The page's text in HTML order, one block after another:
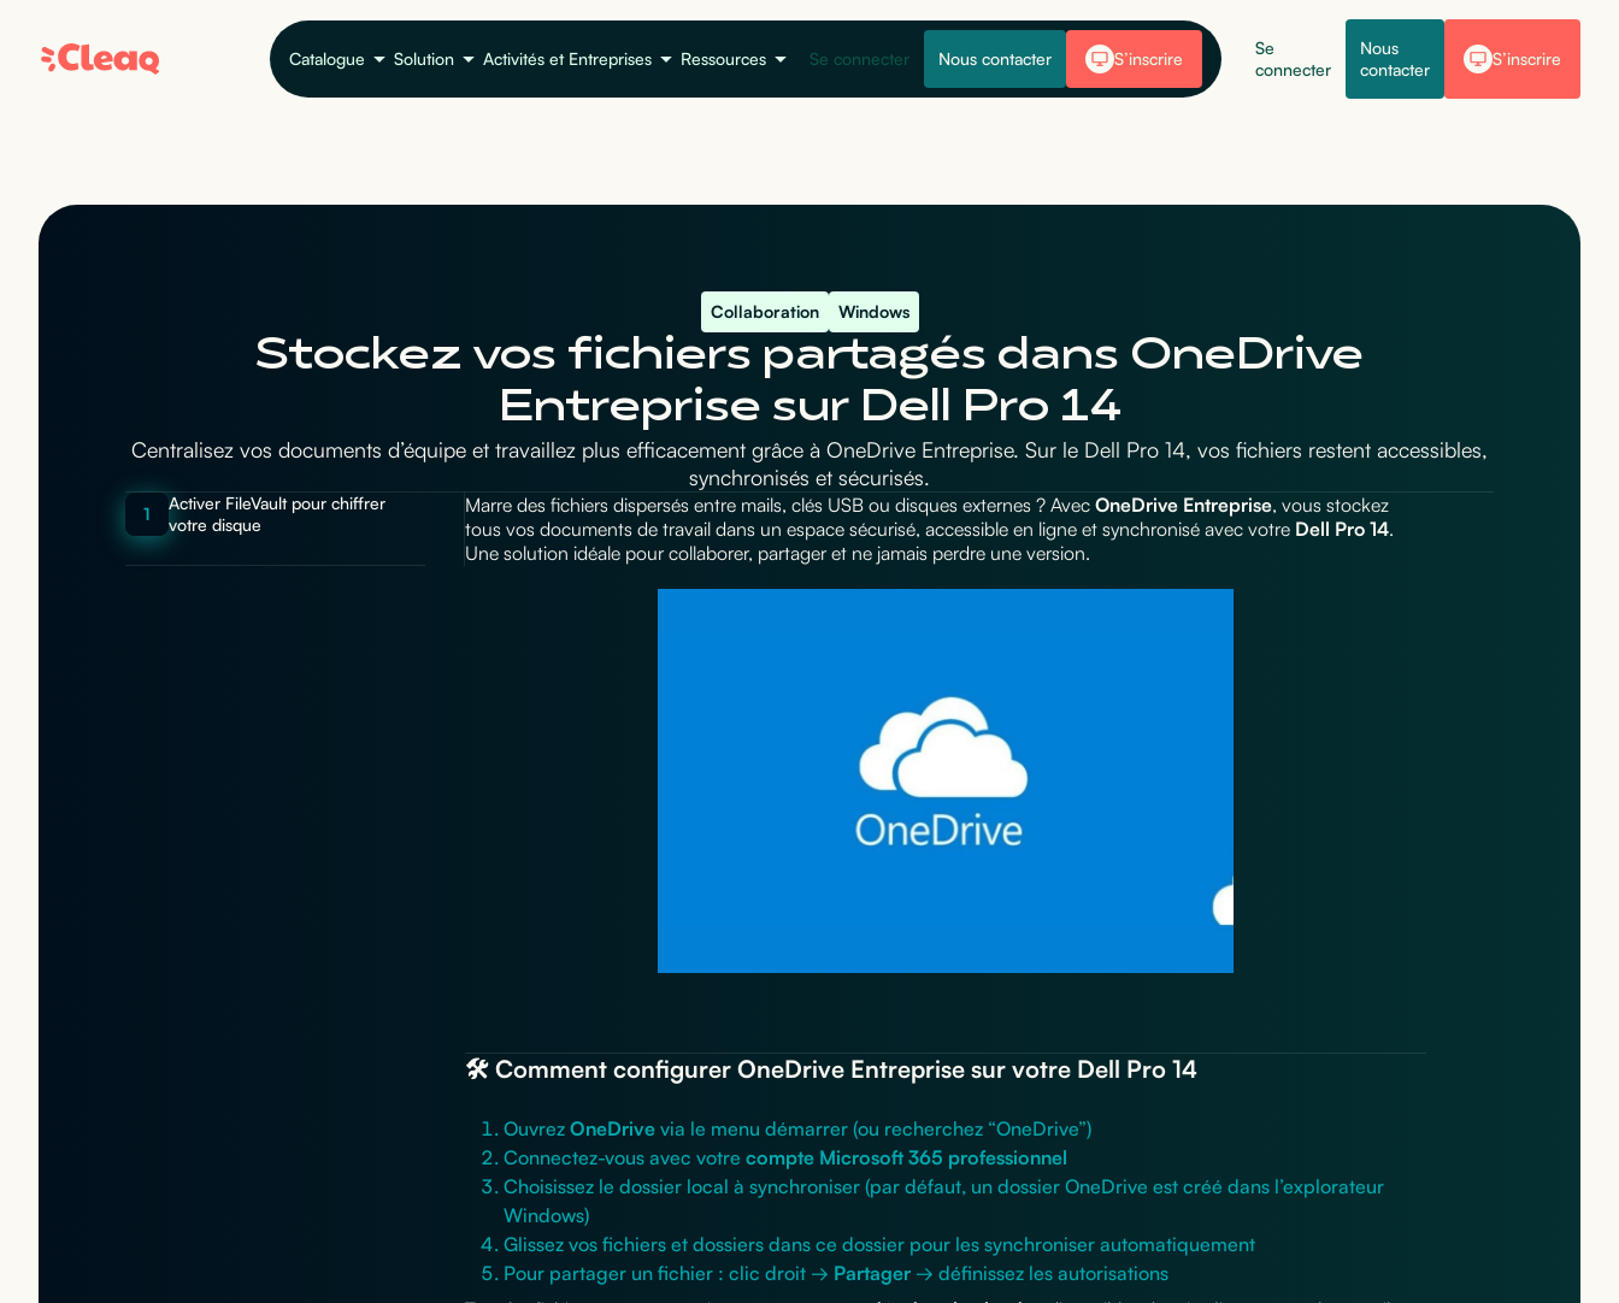
Catalogue Solution Activités et Entreprises Ressources Se connecter Nous contacter S’inscrire
Se
connecter
Nous
contacter
S’inscrire
Collaboration Windows
Stockez vos fichiers partagés dans OneDrive
Entreprise sur Dell Pro 14
Centralisez vos documents d’équipe et travaillez plus efficacement grâce à OneDrive Entreprise. Sur le Dell Pro 14, vos fichiers restent accessibles,
synchronisés et sécurisés.
1
Activer FileVault pour chiffrer
votre disque
Marre des fichiers dispersés entre mails, clés USB ou disques externes ? Avec OneDrive Entreprise, vous stockez
tous vos documents de travail dans un espace sécurisé, accessible en ligne et synchronisé avec votre Dell Pro 14.
Une solution idéale pour collaborer, partager et ne jamais perdre une version.
🛠️ Comment configurer OneDrive Entreprise sur votre Dell Pro 14
Ouvrez OneDrive via le menu démarrer (ou recherchez “OneDrive”)
Connectez-vous avec votre compte Microsoft 365 professionnel
Choisissez le dossier local à synchroniser (par défaut, un dossier OneDrive est créé dans l’explorateur
Windows)
Glissez vos fichiers et dossiers dans ce dossier pour les synchroniser automatiquement
Pour partager un fichier : clic droit → Partager → définissez les autorisations